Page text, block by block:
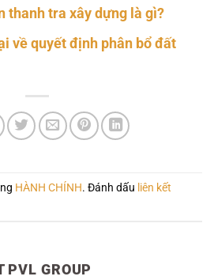
thanh tra xây dựng là gì?
về quyết định phân bổ đất
HÀNH CHÍNH. Đánh dấu liên kết
PVL GROUP